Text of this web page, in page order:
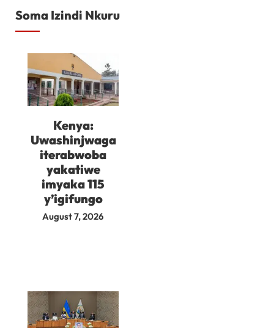
Soma Izindi Nkuru
Kenya:
Uwashinjwaga
iterabwoba
yakatiwe
imyaka 115
y’igifungo
August 7, 2026